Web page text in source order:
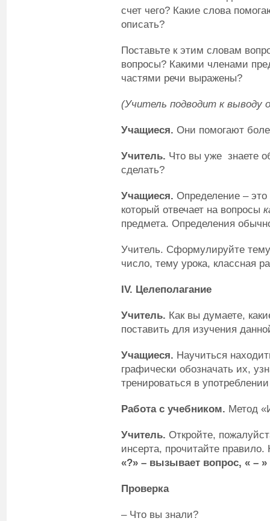
счет чего? Какие слова
описать?
Поставьте к этим словам
вопросы? Какими членами
частями речи выражены?
(Учитель подводит к выводу
Учащиеся. Они помогают
Учитель. Что вы уже знаете
сделать?
Учащиеся. Определение –
который отвечает на вопросы
предмета. Определения
Учитель. Сформулируйте
число, тему урока, классная
IV. Целеполагание
Учитель. Как вы думаете,
поставить для изучения
Учащиеся. Научиться
графически обозначать их,
тренироваться в
Работа с учебником. Метод
Учитель. Откройте,
инсерта, прочитайте
«?» – вызывает вопрос, « –
Проверка
– Что вы знали?